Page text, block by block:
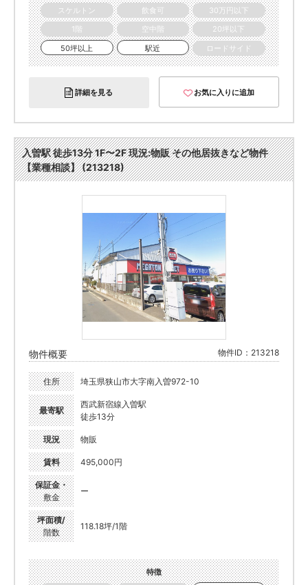
スケルトン
飲食可
30万円以下
1階
空中階
20坪以下
50坪以上
駅近 ロードサイド
詳細を見る お気に入りに追加
入曽駅 徒歩13分 1F〜2F 現況:物販 その他居抜きなど物件
【業種相談】 (213218)
物件概要 物件ID：213218
住所 埼玉県狭山市大字南入曽972-10
最寄駅
西武新宿線入曽駅
徒歩13分
現況 物販
賃料 495,000円
保証金・
敷金
ー
坪面積/
階数
118.18坪/1階
特徴